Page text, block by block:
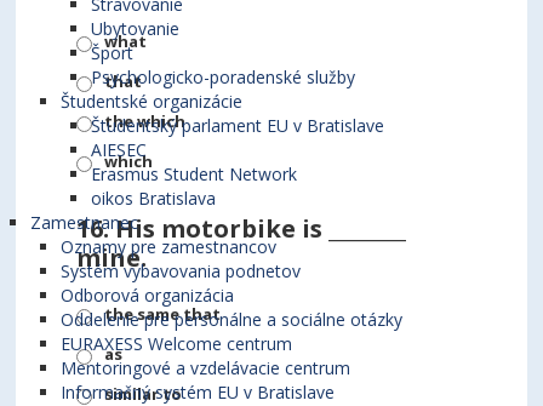
Ubytovanie
Šport
Psychologicko-poradenské služby
Študentské organizácie
Študentský parlament EU v Bratislave
AIESEC
Erasmus Student Network
oikos Bratislava
Zamestnanec
Oznamy pre zamestnancov
Systém vybavovania podnetov
Odborová organizácia
Oddelenie pre personálne a sociálne otázky
EURAXESS Welcome centrum
Mentoringové a vzdelávacie centrum
Informačný systém EU v Bratislave
what
that
the which
which
16.His motorbike is ________
mine.
the same that
as
similar to